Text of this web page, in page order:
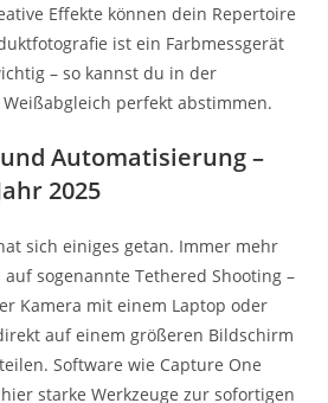
Effekte können dein Repertoire
ist ein Farbmessgerät
– so kannst du in der
perfekt abstimmen.
Automatisierung –
2025
sich einiges getan. Immer mehr
sogenannte Tethered Shooting –
Kamera mit einem Laptop oder
auf einem größeren Bildschirm
Software wie Capture One
starke Werkzeuge zur sofortigen